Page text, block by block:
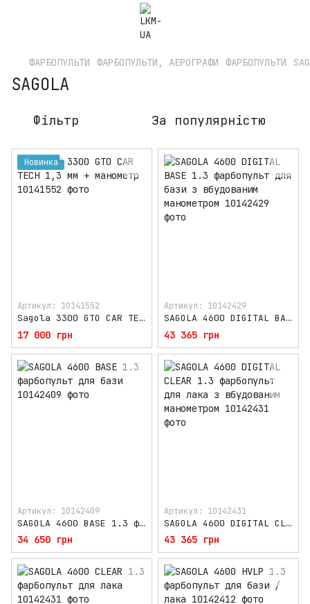
ФАРБОПУЛЬТИ ФАРБОПУЛЬТИ, АЕРОГРАФИ ФАРБОПУЛЬТИ
SAGOLA
Фільтр За популярністю
Новинка
Артикул: 10141552
Sagola 3300 GTO CAR TECH 1,3 мм + манометр
17 000 грн
Артикул: 10142429
SAGOLA 4600 DIGITAL BASE 1.3 фарбопульт для бази з вбудованим манометром
43 365 грн
Артикул: 10142409
SAGOLA 4600 BASE 1.3 фарбопульт для бази
34 650 грн
Артикул: 10142431
SAGOLA 4600 DIGITAL CLEAR 1.3 фарбопульт для лака з вбудованим манометром
43 365 грн